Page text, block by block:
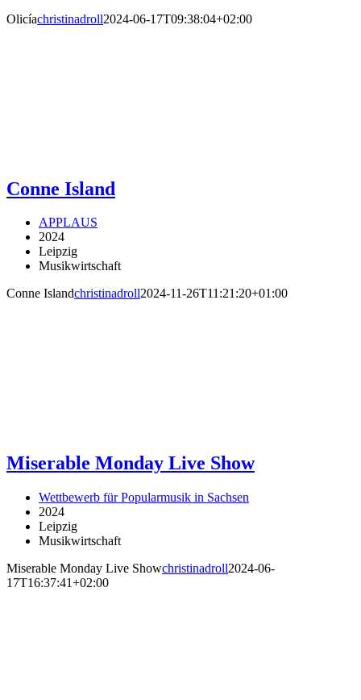
Olicíachristinadroll2024-06-17T09:38:04+02:00
Conne Island
APPLAUS
2024
Leipzig
Musikwirtschaft
Conne Islandchristinadroll2024-11-26T11:21:20+01:00
Miserable Monday Live Show
Wettbewerb für Popularmusik in Sachsen
2024
Leipzig
Musikwirtschaft
Miserable Monday Live Showchristinadroll2024-06-
17T16:37:41+02:00